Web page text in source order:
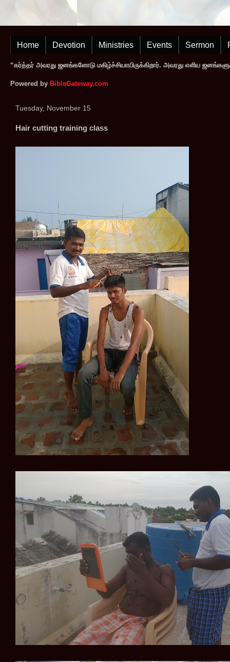
Home Devotion Ministries Events Sermon
“கர்த்தர் அவரது ஜனங்களோடு மகிழ்ச்சியாயிருக்கிறார். அவரது எளிய
Powered by BibleGateway.com
Tuesday, November 15
Hair cutting training class